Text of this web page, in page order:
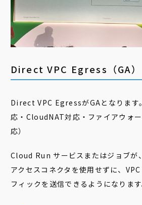
Direct VPC Egress（GA）
Direct VPC EgressがGAとなります
応・CloudNAT対応・ファイアウォ
応）
Cloud Run サービスまたはジョブが
アクセスコネクタを使用せずに、
フィックを送信できるようになります